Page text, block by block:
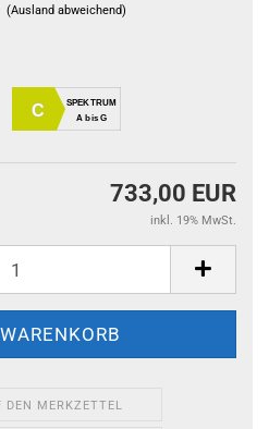
(Ausland abweichend)
C
SPEKTRUM
A bis G
733,00 EUR
inkl. 19% MwSt.
DEN MERKZETTEL